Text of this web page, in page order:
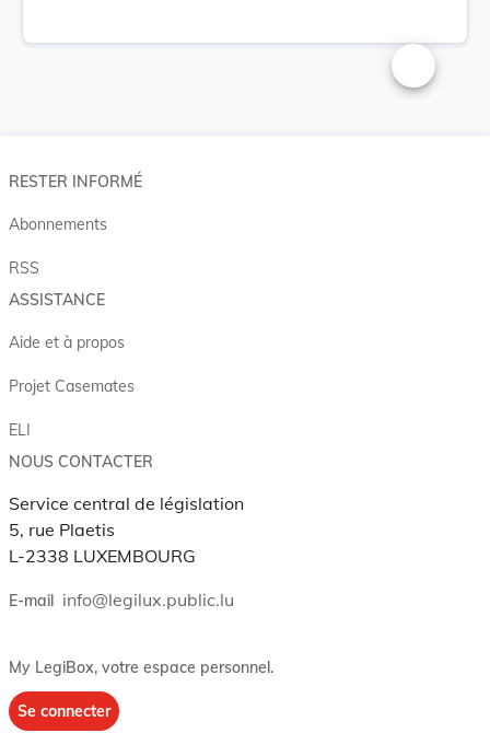
Changer la
RESTER INFORMÉ
Abonnements
RSS
ASSISTANCE
Aide et à propos
Projet Casemates
ELI
NOUS CONTACTER
Service central de législation
5, rue Plaetis
L-2338 LUXEMBOURG
E-mail info@legilux.public.lu
My LegiBox, votre espace personnel.
Se connecter